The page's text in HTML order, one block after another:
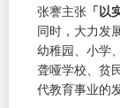
张謇主张 「以
同时，大力发
幼稚园、小学
聋哑学校、贫
代教育事业的